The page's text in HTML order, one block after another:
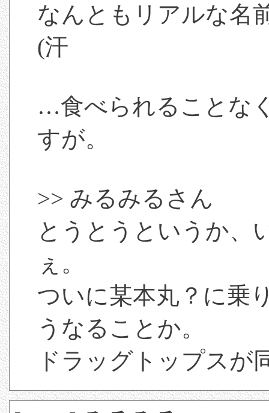
なんともリアルな名
(汗
…食べられることな
すが。
>> みるみるさん
とうとうというか、
ぇ。
ついに某本丸？に乗
うなることか。
ドラッグトップスが